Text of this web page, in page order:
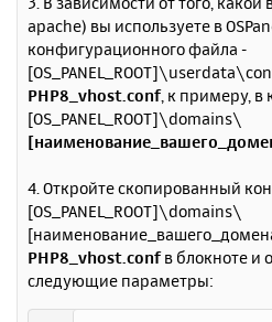
apache) вы используете в
конфигурационного файла -
PHP8_vhost.conf, к примеру, в
[OS_PANEL_ROOT]\domains\
4. Откройте скопированный
[OS_PANEL_ROOT]\domains\
PHP8_vhost.confв блокноте и
следующие параметры: